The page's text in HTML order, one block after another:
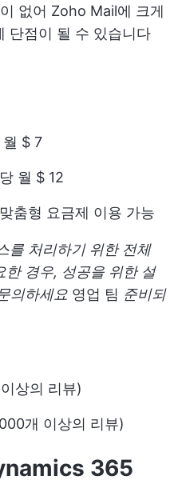
없어 Zoho Mail에 크게
단점이 될 수 있습니다
월 $ 7
월 $ 12
춤형 요금제 이용 가능
를 처리하기 위한 전체
한 경우, 성공을 위한 설
의하세요 영업 팀 준비되
상의 리뷰)
개 이상의 리뷰)
365